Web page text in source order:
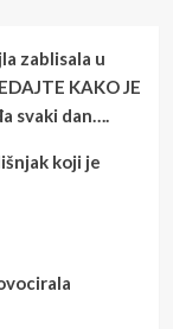
zablisala u
KAKO JE
svaki dan….
koji je